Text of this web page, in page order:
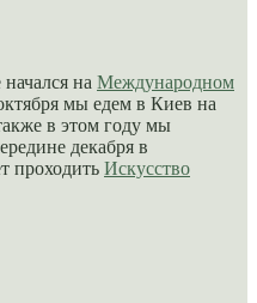
на Международном
мы едем в Киев на
в этом году мы
декабря в
проходить Искусство